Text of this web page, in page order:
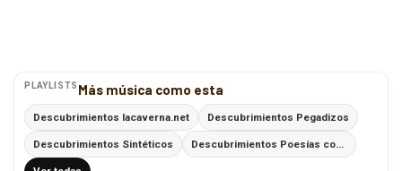
PLAYLISTS Más música como esta
Descubrimientos lacaverna.net Descubrimientos Pegadizos
Descubrimientos Sintéticos